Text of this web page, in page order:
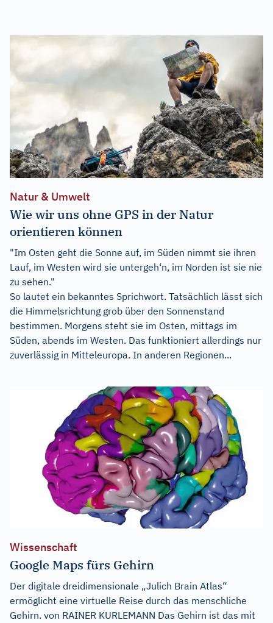
Natur & Umwelt
Wie wir uns ohne GPS in der Natur
orientieren können
"Im Osten geht die Sonne auf, im Süden nimmt sie ihren
Lauf, im Westen wird sie untergeh‘n, im Norden ist sie nie
zu sehen."
So lautet ein bekanntes Sprichwort. Tatsächlich lässt sich
die Himmelsrichtung grob über den Sonnenstand
bestimmen. Morgens steht sie im Osten, mittags im
Süden, abends im Westen. Das funktioniert allerdings nur
zuverlässig in Mitteleuropa. In anderen Regionen...
Wissenschaft
Google Maps fürs Gehirn
Der digitale dreidimensionale „Julich Brain Atlas“
ermöglicht eine virtuelle Reise durch das menschliche
Gehirn. von RAINER KURLEMANN Das Gehirn ist das mit